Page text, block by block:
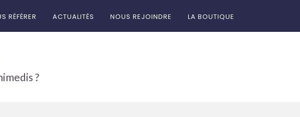
RÉFÉRER ACTUALITÉS NOUS REJOINDRE LA BOUTIQUE
?